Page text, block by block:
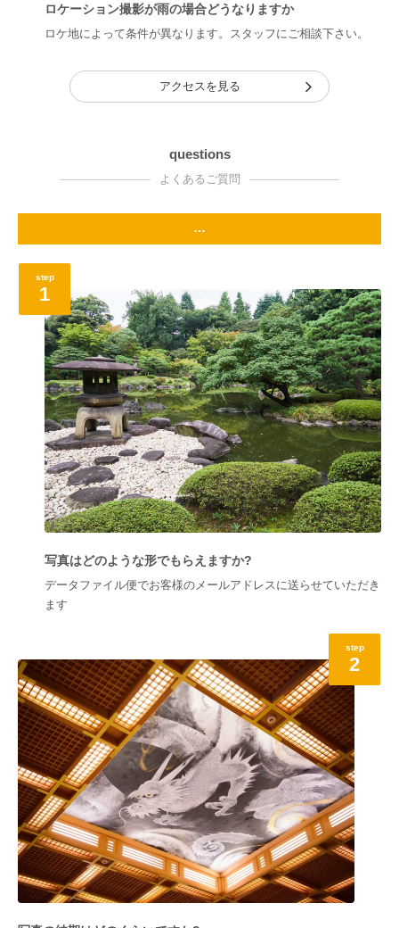
ロケーション撮影が雨の場合どうなりますか
ロケ地によって条件が異なります。スタッフにご相談下さい。
アクセスを見る
questions
よくあるご質問
…
step
1
写真はどのような形でもらえますか?
データファイル便でお客様のメールアドレスに送らせていただき
ます
step
2